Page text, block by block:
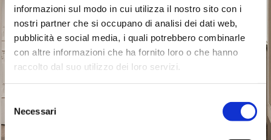
informazioni sul modo in cui utilizza il nostro sito con i
nostri partner che si occupano di analisi dei dati web,
pubblicità e social media, i quali potrebbero combinarle
con altre informazioni che ha fornito loro o che hanno
raccolto dal suo utilizzo dei loro servizi.
Selezione
del
consenso
Necessari